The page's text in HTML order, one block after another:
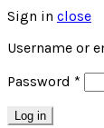
Sign in close
Username or
Password *
Log in